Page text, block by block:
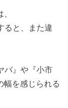
ると、また違
バ』や『小市
幅を感じられる